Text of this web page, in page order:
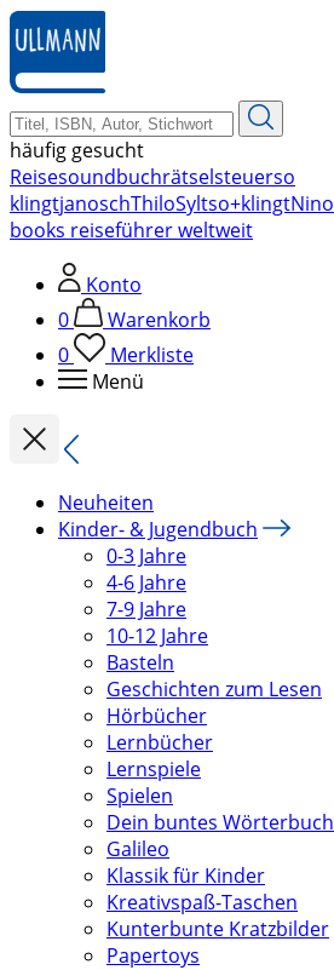
zum
Hauptinhalt
springen
häufig gesucht
Reisesoundbuchrätselsteuerso
klingtjanoschThiloSyltso+klingtNino
books reiseführer weltweit
Konto
0
Warenkorb
0
Merkliste
Menü
Neuheiten
Kinder- & Jugendbuch
0-3 Jahre
4-6 Jahre
7-9 Jahre
10-12 Jahre
Basteln
Geschichten zum Lesen
Hörbücher
Lernbücher
Lernspiele
Spielen
Dein buntes Wörterbuch
Galileo
Klassik für Kinder
Kreativspaß-Taschen
Kunterbunte Kratzbilder
Papertoys